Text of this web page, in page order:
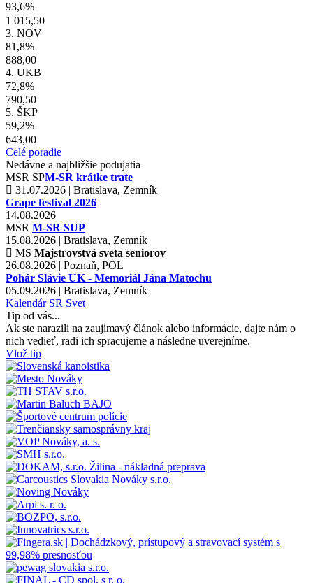
93,6%
1 015,50
3. NOV
81,8%
888,00
4. UKB
72,8%
790,50
5. ŠKP
59,2%
643,00
Celé poradie
Nedávne a najbližšie podujatia
MSR SPM-SR krátke trate
31.07.2026 | Bratislava, Zemník
Grape festival 2026
14.08.2026
MSR M-SR SUP
15.08.2026 | Bratislava, Zemník
MS Majstrovstvá sveta seniorov
26.08.2026 | Poznaň, POL
Pohár Slávie UK - Memoriál Jána Matochu
05.09.2026 | Bratislava, Zemník
Kalendár SR Svet
Tip od vás...
Ak ste narazili na zaujímavý článok alebo informácie, dajte nám o
nich vedieť, radi ich spracujeme a následne uverejníme.
Vlož tip